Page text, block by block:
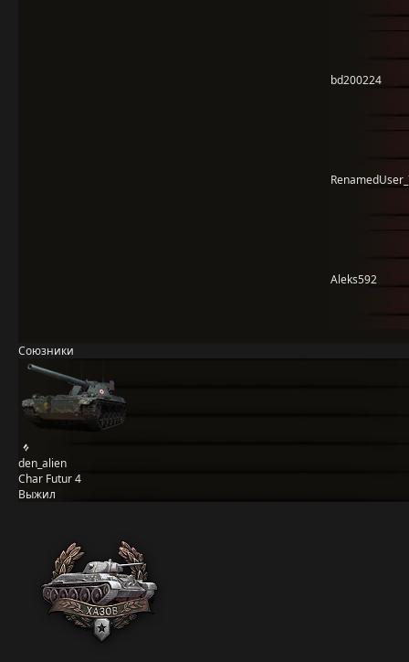
bd200224
Aleks592
Союзники
den_alien
Char Futur 4
Выжил